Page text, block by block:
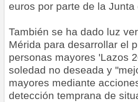
euros por parte de la Junta
También se ha dado luz
Mérida para desarrollar el
personas mayores 'Lazos
soledad no deseada y
mayores mediante
detección temprana de